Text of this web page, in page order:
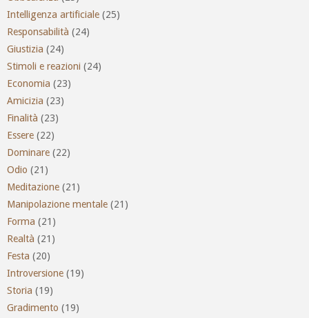
Intelligenza artificiale (25)
Responsabilità (24)
Giustizia (24)
Stimoli e reazioni (24)
Economia (23)
Amicizia (23)
Finalità (23)
Essere (22)
Dominare (22)
Odio (21)
Meditazione (21)
Manipolazione mentale (21)
Forma (21)
Realtà (21)
Festa (20)
Introversione (19)
Storia (19)
Gradimento (19)